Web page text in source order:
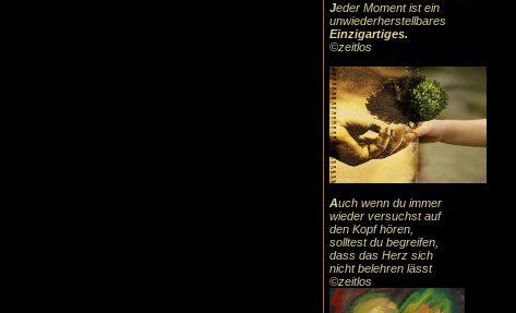
Jeder Moment ist ein
unwiederherstellbares
Einzigartiges.
©zeitlos
Auch wenn du immer
wieder versuchst auf
den Kopf hören,
solltest du begreifen,
dass das Herz sich
nicht belehren lässt
©zeitlos